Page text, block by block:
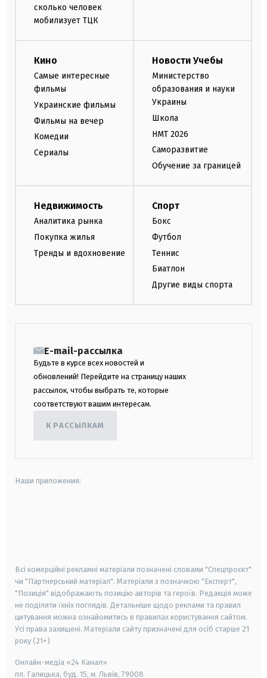
сколько человек
мобилизует ТЦК
Кино
Самые интересные
фильмы
Украинские фильмы
Фильмы на вечер
Комедии
Сериалы
Новости Учебы
Министерство
образования и науки
Украины
Школа
НМТ 2026
Саморазвитие
Обучение за границей
Недвижимость
Аналитика рынка
Покупка жилья
Тренды и вдохновение
Спорт
Бокс
Футбол
Теннис
Биатлон
Другие виды спорта
E-mail-рассылка
Будьте в курсе всех новостей и
обновлений! Перейдите на страницу наших
рассылок, чтобы выбрать те, которые
соответствуют вашим интересам.
К РАССЫЛКАМ
Наши приложения:
Всі комерційні рекламні матеріали позначені словами "Спецпроєкт"
чи "Партнерський матеріал". Матеріали з позначкою "Експерт",
"Позиція" відображають позицію авторів та героїв. Редакція може
не поділяти їхніх поглядів. Детальніше щодо реклами та правил
цитування можна ознайомитись в правилах користування сайтом.
Усі права захищені. Матеріали сайту призначені для осіб старше 21
року (21+)
Онлайн-медіа «24 Канал»
пл. Галицька, буд. 15, м. Львів, 79008